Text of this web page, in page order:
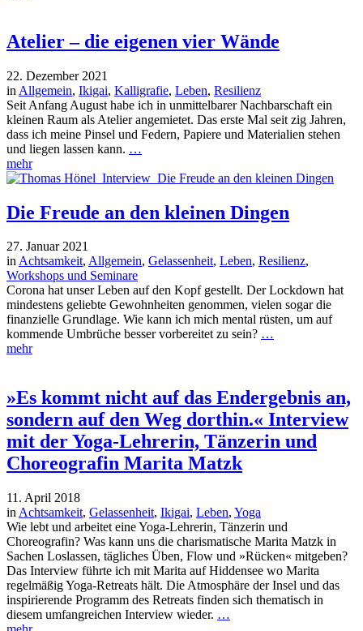
Atelier – die eigenen vier Wände
22. Dezember 2021
in Allgemein, Ikigai, Kalligrafie, Leben, Resilienz
Seit Anfang August habe ich in unmittelbarer Nachbarschaft ein
kleinen Raum als Atelier angemietet. Das erste Mal seit zig Jahren,
dass ich meine Pinsel und Federn, Papiere und Materialien stehen
und liegen lassen kann. …
mehr
Die Freude an den kleinen Dingen
27. Januar 2021
inAchtsamkeit, Allgemein, Gelassenheit, Leben, Resilienz,
Workshops und Seminare
Corona hat unser Leben auf den Kopf gestellt. Der Lockdown hat
mindestens geliebte Gewohnheiten genommen, vielen sogar die
finanzielle Grundlage. Wie kann ich mich mental rüsten, um auf
kommende Umbrüche besser vorbereitet zu sein? …
mehr
»Es kommt nicht auf das Endergebnis an,
sondern auf den Weg dorthin.« Interview
mit der Yoga-Lehrerin, Tänzerin und
Choreografin Marita Matzk
11. April 2018
in Achtsamkeit, Gelassenheit, Ikigai, Leben, Yoga
Wie lebt und arbeitet eine Yoga-Lehrerin, Tänzerin und
Choreografin? Was kann uns die charismatische Marita Matzk in
Sachen Loslassen, tägliches Üben, Flow und »Rücken« mitgeben?
Das Interview führte ich mit Marita auf Hiddensee wo Marita
regelmäßig Yoga-Retreats hält. Die Atmosphäre der Insel und das
inspirierende Programm des Retreats finden sich thematisch in
diesem umfangreichen Interview wieder. …